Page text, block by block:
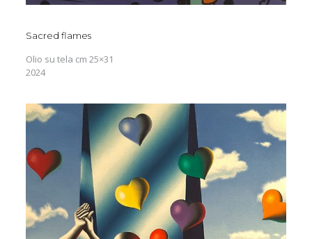
Sacred flames
Olio su tela cm 25×31
2024